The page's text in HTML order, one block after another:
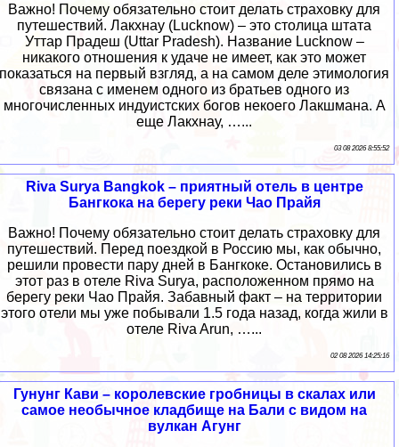
Важно! Почему обязательно стоит делать страховку для
путешествий. Лакхнау (Lucknow) – это столица штата
Уттар Прадеш (Uttar Pradesh). Название Lucknow –
никакого отношения к удаче не имеет, как это может
показаться на первый взгляд, а на самом деле этимология
связана с именем одного из братьев одного из
многочисленных индуистских богов некоего Лакшмана. А
еще Лакхнау, …...
03 08 2026 8:55:52
Riva Surya Bangkok – приятный отель в центре
Бангкока на берегу реки Чао Прайя
Важно! Почему обязательно стоит делать страховку для
путешествий. Перед поездкой в Россию мы, как обычно,
решили провести пару дней в Бангкоке. Остановились в
этот раз в отеле Riva Surya, расположенном прямо на
берегу реки Чао Прайя. Забавный факт – на территории
этого отели мы уже побывали 1.5 года назад, когда жили в
отеле Riva Arun, …...
02 08 2026 14:25:16
Гунунг Кави – королевские гробницы в скалах или
самое необычное кладбище на Бали с видом на
вулкан Агунг